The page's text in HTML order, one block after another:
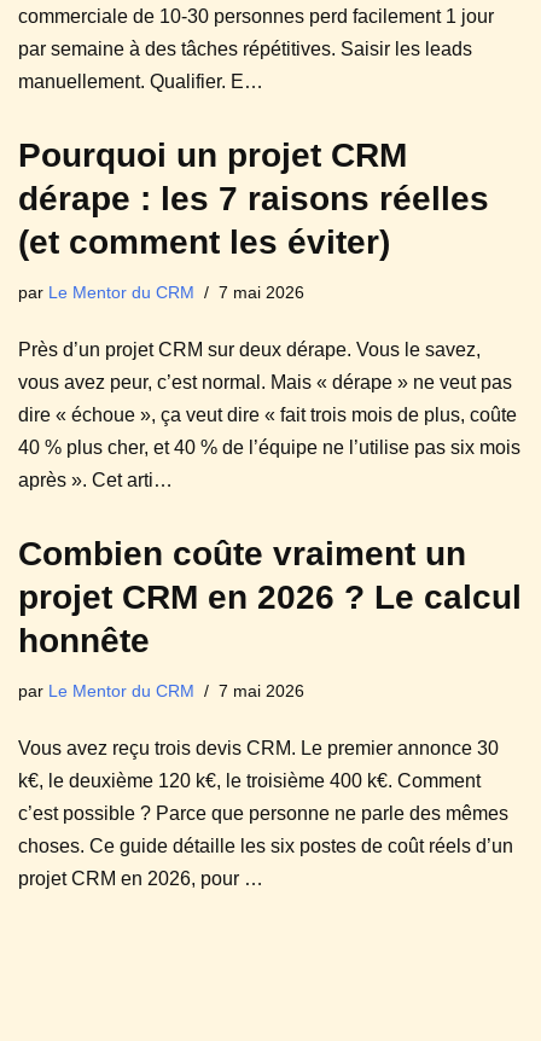
commerciale de 10-30 personnes perd facilement 1 jour
par semaine à des tâches répétitives. Saisir les leads
manuellement. Qualifier. E…
Pourquoi un projet CRM
dérape : les 7 raisons réelles
(et comment les éviter)
par Le Mentor du CRM 7 mai 2026
Près d’un projet CRM sur deux dérape. Vous le savez,
vous avez peur, c’est normal. Mais « dérape » ne veut pas
dire « échoue », ça veut dire « fait trois mois de plus, coûte
40 % plus cher, et 40 % de l’équipe ne l’utilise pas six mois
après ». Cet arti…
Combien coûte vraiment un
projet CRM en 2026 ? Le calcul
honnête
par Le Mentor du CRM 7 mai 2026
Vous avez reçu trois devis CRM. Le premier annonce 30
k€, le deuxième 120 k€, le troisième 400 k€. Comment
c’est possible ? Parce que personne ne parle des mêmes
choses. Ce guide détaille les six postes de coût réels d’un
projet CRM en 2026, pour …